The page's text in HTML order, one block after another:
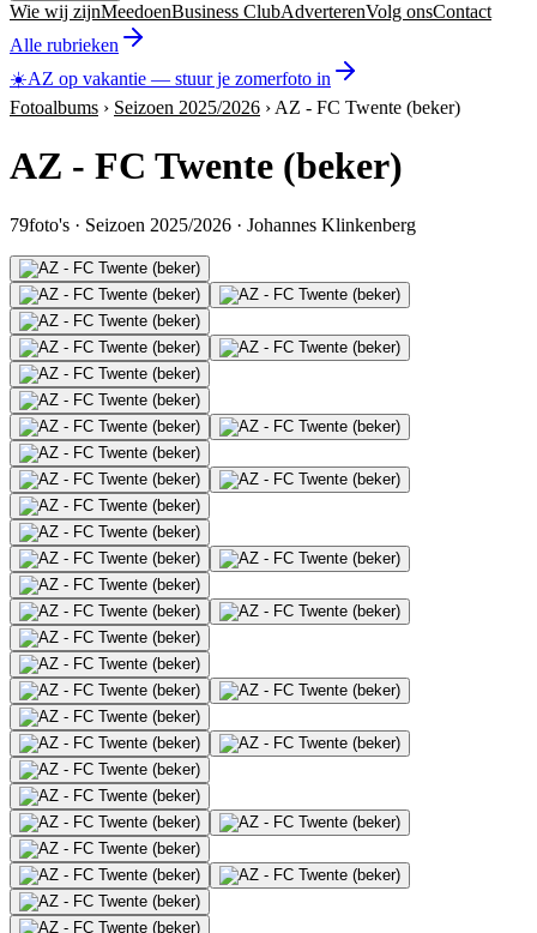
Wie wij zijnMeedoenBusiness ClubAdverterenVolg onsContact
Alle rubrieken
☀️AZ op vakantie — stuur je zomerfoto in
Fotoalbums › Seizoen 2025/2026 › AZ - FC Twente (beker)
AZ - FC Twente (beker)
79foto's · Seizoen 2025/2026 · Johannes Klinkenberg